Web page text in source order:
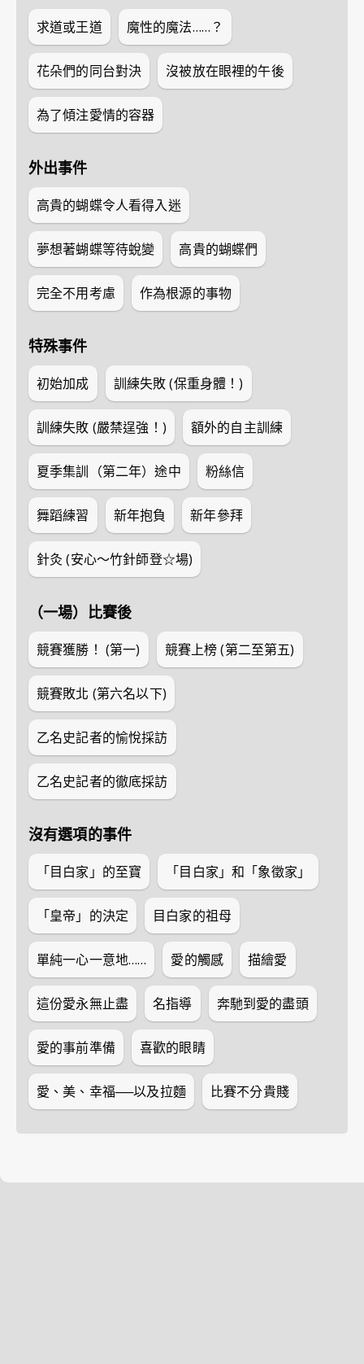
求道或王道 魔性的魔法……？
花朵們的同台對決 沒被放在眼裡的午後
為了傾注愛情的容器
外出事件
高貴的蝴蝶令人看得入迷
夢想著蝴蝶等待蛻變 高貴的蝴蝶們
完全不用考慮 作為根源的事物
特殊事件
初始加成 訓練失敗 (保重身體！)
訓練失敗 (嚴禁逞強！) 額外的自主訓練
夏季集訓（第二年）途中 粉絲信
舞蹈練習 新年抱負 新年參拜
針灸 (安心～竹針師登☆場)
（一場）比賽後
競賽獲勝！ (第一) 競賽上榜 (第二至第五)
競賽敗北 (第六名以下)
乙名史記者的愉悅採訪
乙名史記者的徹底採訪
沒有選項的事件
「目白家」的至寶 「目白家」和「象徵家」
「皇帝」的決定 目白家的祖母
單純一心一意地…… 愛的觸感 描繪愛
這份愛永無止盡 名指導 奔馳到愛的盡頭
愛的事前準備 喜歡的眼睛
愛、美、幸福──以及拉麵 比賽不分貴賤